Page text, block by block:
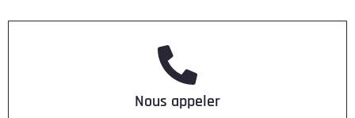
Nous appeler